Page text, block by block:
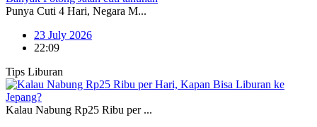
Punya Cuti 4 Hari, Negara M...
23 July 2026
22:09
Tips Liburan
Kalau Nabung Rp25 Ribu per ...